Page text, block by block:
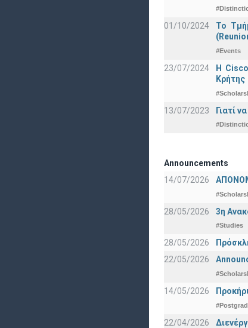
01/10/2024
Το
#Events
23/07/2024
Η
Κρήτης
13/07/2023 Γιατί
Announcements
14/07/2026
28/05/2026 3η
#Studies
28/05/2026
22/05/2026
14/05/2026
22/04/2026